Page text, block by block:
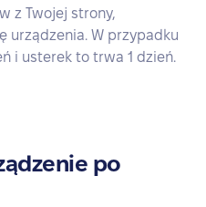
z Twojej strony,
urządzenia. W przypadku
i usterek to trwa 1 dzień.
po